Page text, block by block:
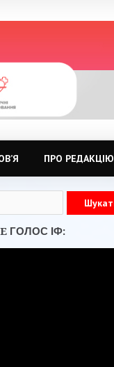
ПРО РЕДАКЦІЮ
ГОЛОС ІФ: